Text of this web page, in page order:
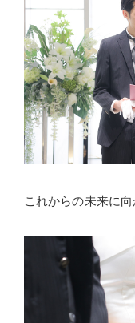
これからの未来に